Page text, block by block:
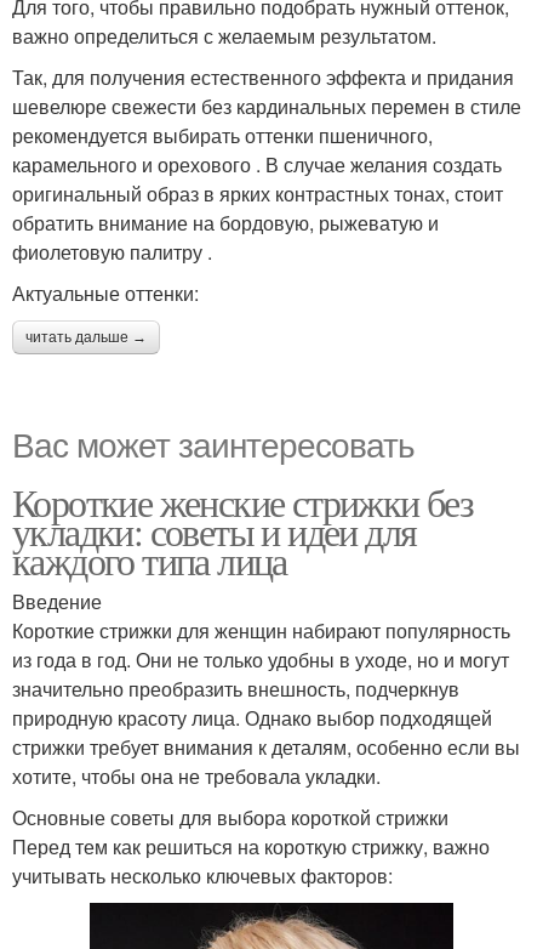
Для того, чтобы правильно подобрать нужный оттенок,
важно определиться с желаемым результатом.
Так, для получения естественного эффекта и придания
шевелюре свежести без кардинальных перемен в стиле
рекомендуется выбирать оттенки пшеничного,
карамельного и орехового . В случае желания создать
оригинальный образ в ярких контрастных тонах, стоит
обратить внимание на бордовую, рыжеватую и
фиолетовую палитру .
Актуальные оттенки:
читать дальше →
Вас может заинтересовать
Короткие женские стрижки без
укладки: советы и идеи для
каждого типа лица
Введение
Короткие стрижки для женщин набирают популярность
из года в год. Они не только удобны в уходе, но и могут
значительно преобразить внешность, подчеркнув
природную красоту лица. Однако выбор подходящей
стрижки требует внимания к деталям, особенно если вы
хотите, чтобы она не требовала укладки.
Основные советы для выбора короткой стрижки
Перед тем как решиться на короткую стрижку, важно
учитывать несколько ключевых факторов: